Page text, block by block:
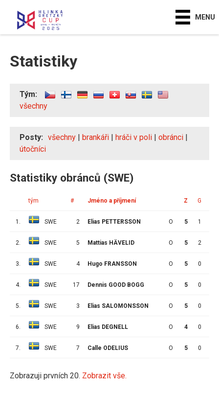
MENU
Statistiky
Tým:
všechny
Posty: všechny | brankáři | hráči v poli | obránci |
útočníci
Statistiky obránců (SWE)
tým # Jméno a příjmení Z G
1. SWE 2 Elias PETTERSSON O 5 1
2. SWE 5 Mattias HÄVELID O 5 2
3. SWE 4 Hugo FRANSSON O 5 0
4. SWE 17 Dennis GOOD BOGG O 5 0
5. SWE 3 Elias SALOMONSSON O 5 0
6. SWE 9 Elias DEGNELL O 4 0
7. SWE 7 Calle ODELIUS O 5 0
Zobrazuji prvních 20. Zobrazit vše.